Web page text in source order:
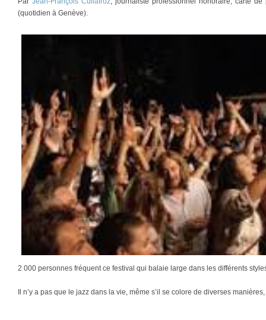
(quotidien à Genève).
2 000 personnes fréquent ce festival qui balaie large dans les différents
Il n’y a pas que le jazz dans la vie, même s’il se colore de diverses